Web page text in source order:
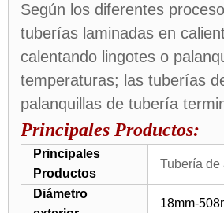
Según los diferentes
tuberías laminadas en
calentando lingotes o
temperaturas; las tuberías
palanquillas de tubería
Principales Productos:
Principales
Productos
Tubería de
Diámetro
18mm-